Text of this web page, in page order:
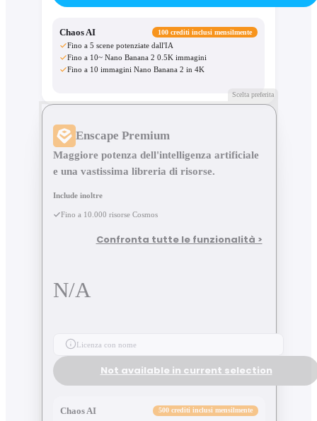
Chaos AI 100 crediti inclusi mensilmente
Fino a 5 scene potenziate dall'IA
Fino a 10~ Nano Banana 2 0.5K immagini
Fino a 10 immagini Nano Banana 2 in 4K
Scelta preferita
Enscape Premium
Maggiore potenza dell'intelligenza artificiale
e una vastissima libreria di risorse.
Include inoltre
Fino a 10.000 risorse Cosmos
Confronta tutte le funzionalità >
N/A
Licenza con nome
Not available in current selection
Chaos AI 500 crediti inclusi mensilmente